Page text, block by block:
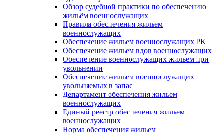
Обзор судебной практики по обеспечению
жильём военнослужащих
Правила обеспечения жильем
военнослужащих
Обеспечение жильем военнослужащих РК
Обеспечение жильем вдов военнослужащих
Обеспечение военнослужащих жильем при
увольнении
Обеспечение жильем военнослужащих
увольняемых в запас
Департамент обеспечения жильем
военнослужащих
Единый реестр обеспечения жильем
военнослужащих
Норма обеспечения жильем